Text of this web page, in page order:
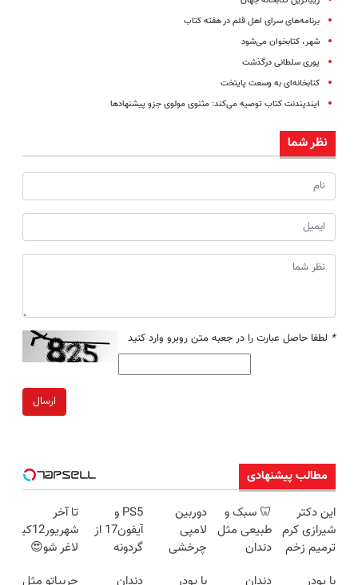
برنامه‌های سرای اهل قلم در هفته کتاب
شهر، کتابخوان می‌شود
پوری سلطانی درگذشت
کتابخانه‌ای به وسعت پایتخت
ایندپندنت کتاب توصیه می‌کند: مثنوی مولوی جزو پیشنهادها
نظر شما
* لطفا حاصل عبارت را در جعبه متن روبرو وارد کنید
ارسال
مطالب پیشنهادی
این دکتر
شیرازی کرم
ترمیم زخم
🦷 سبک و
طبیعی مثل
دندان
دوربین
لامپی
چرخشی
PS5 و
آیفون17 از
گردونه
تا آخر
شهریور12کیلو
لاغر شو😍